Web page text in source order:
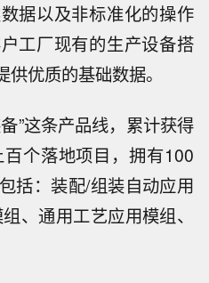
据以及非标准化的操作
工厂现有的生产设备搭
优质的基础数据。
”这条产品线，累计获得
个落地项目，拥有100
括：装配/组装自动应用
、通用工艺应用模组、